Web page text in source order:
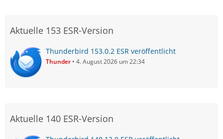
Aktuelle 153 ESR-Version
Thunderbird 153.0.2 ESR veröffentlicht
Thunder 4. August 2026 um 22:34
Aktuelle 140 ESR-Version